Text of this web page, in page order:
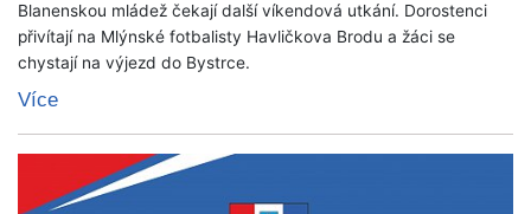
Blanenskou mládež čekají další víkendová utkání. Dorostenci
přivítají na Mlýnské fotbalisty Havličkova Brodu a žáci se
chystají na výjezd do Bystrce.
Více